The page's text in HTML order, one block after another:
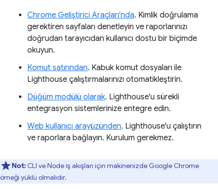
Chrome Geliştirici Araçları'nda. Kimlik doğrulama
gerektiren sayfaları denetleyin ve raporlarınızı
doğrudan tarayıcıdan kullanıcı dostu bir biçimde
okuyun.
Komut satırından. Kabuk komut dosyaları ile
Lighthouse çalıştırmalarınızı otomatikleştirin.
Düğüm modülü olarak. Lighthouse'u sürekli
entegrasyon sistemlerinize entegre edin.
Web kullanıcı arayüzünden. Lighthouse'u çalıştırın
ve raporlara bağlayın. Kurulum gerekmez.
Not: CLI ve Node iş akışları için makinenizde Google Chrome
örneği yüklü olmalıdır.